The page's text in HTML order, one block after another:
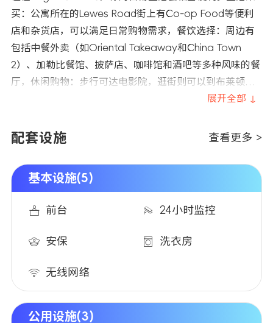
买：公寓所在的Lewes Road街上有Co-op Food等便利
店和杂货店，可以满足日常购物需求，餐饮选择：周边有
包括中餐外卖（如Oriental Takeaway和China Town
2）、加勒比餐馆、披萨店、咖啡馆和酒吧等多种风味的餐
厅，休闲购物：步行可达电影院，逛街则可以到布莱顿市
展开全部 ↓
配套设施 查看更多 >
基本设施(5)
前台 24小时监控
安保 洗衣房
无线网络
公用设施(3)